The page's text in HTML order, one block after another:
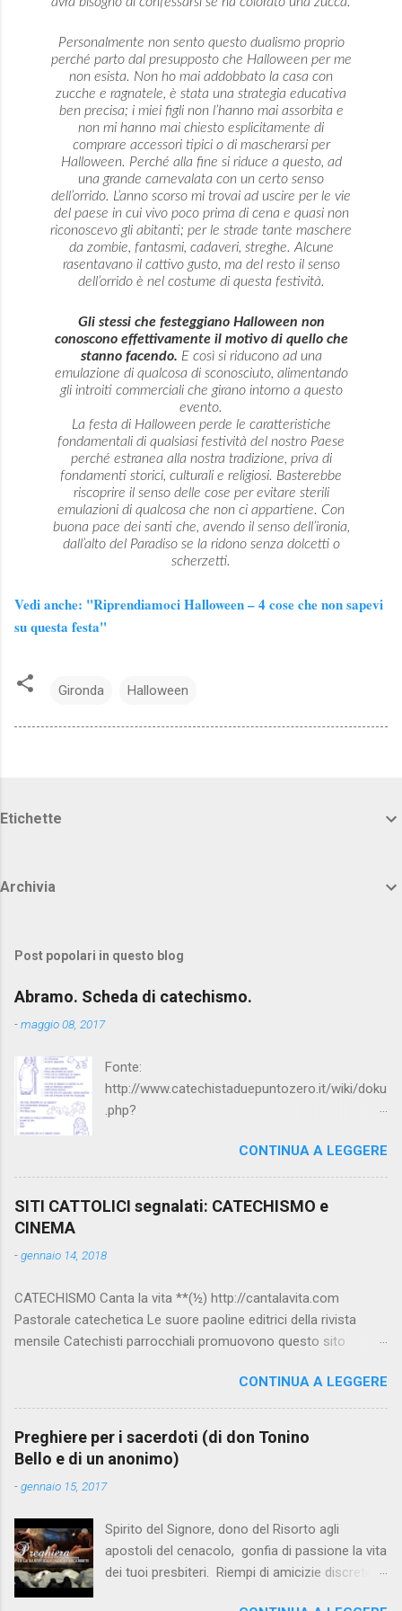
Personalmente non sento questo dualismo proprio
perché parto dal presupposto che Halloween per me
non esista. Non ho mai addobbato la casa con
zucche e ragnatele, è stata una strategia educativa
ben precisa; i miei figli non l’hanno mai assorbita e
non mi hanno mai chiesto esplicitamente di
comprare accessori tipici o di mascherarsi per
Halloween. Perché alla fine si riduce a questo, ad
una grande carnevalata con un certo senso
dell’orrido. L’anno scorso mi trovai ad uscire per le vie
del paese in cui vivo poco prima di cena e quasi non
riconoscevo gli abitanti; per le strade tante maschere
da zombie, fantasmi, cadaveri, streghe. Alcune
rasentavano il cattivo gusto, ma del resto il senso
dell’orrido è nel costume di questa festività.
Gli stessi che festeggiano Halloween non
conoscono effettivamente il motivo di quello che
stanno facendo. E così si riducono ad una
emulazione di qualcosa di sconosciuto, alimentando
gli introiti commerciali che girano intorno a questo
evento.
La festa di Halloween perde le caratteristiche
fondamentali di qualsiasi festività del nostro Paese
perché estranea alla nostra tradizione, priva di
fondamenti storici, culturali e religiosi. Basterebbe
riscoprire il senso delle cose per evitare sterili
emulazioni di qualcosa che non ci appartiene. Con
buona pace dei santi che, avendo il senso dell’ironia,
dall’alto del Paradiso se la ridono senza dolcetti o
scherzetti.
Vedi anche: "Riprendiamoci Halloween – 4 cose che non sapevi
su questa festa"
Gironda Halloween
Etichette
Archivia
Post popolari in questo blog
Abramo. Scheda di catechismo.
-maggio 08, 2017
Fonte:
http://www.catechistaduepuntozero.it/wiki/doku
.php?
CONTINUA A LEGGERE
SITI CATTOLICI segnalati: CATECHISMO e
CINEMA
-gennaio 14, 2018
CATECHISMO Canta la vita **(½) http://cantalavita.com
Pastorale catechetica Le suore paoline editrici della rivista
mensile Catechisti parrocchiali promuovono questo sito
www.facebook.com/PaolineGiovanieVangelo/ Carimo **
http://www.carimo.it Contiene i Catechismo della Chiesa
Cattolica, la Bibbia a Fumetti (novità assoluta in internet), il
pensiero di S.Tommaso, encicliche, scritti di Albino Luciani,
oroscopo... da ridere, e altri temi interessanti. Catechismo
www.vatican.va/archive/ITA0014/_INDEX.HTM ; Indice e testo
su: www.catechismochiesacattolica.it COMPENDIO :
www.vatican.va/archive/compendium_ccc/documents/archive
_2005_compendium-ccc_it.html Catechista 2.0 **½
CONTINUA A LEGGERE
Preghiere per i sacerdoti (di don Tonino
Bello e di un anonimo)
-gennaio 15, 2017
Spirito del Signore, dono del Risorto agli
apostoli del cenacolo, gonfia di passione la vita
dei tuoi presbiteri. Riempi di amicizie discrete la